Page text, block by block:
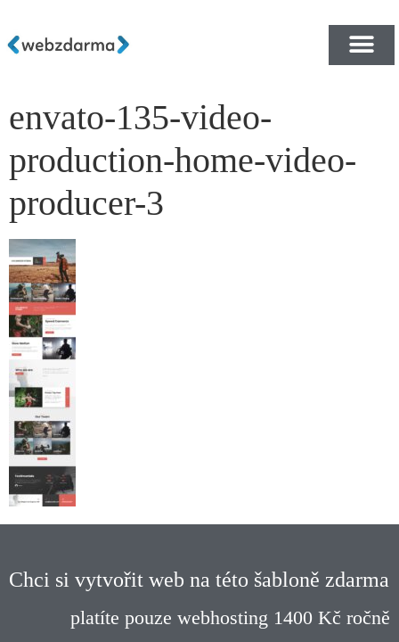
envato-135-video-
production-home-video-
producer-3
Chci si vytvořit web na této šabloně zdarma
platíte pouze webhosting 1400 Kč ročně